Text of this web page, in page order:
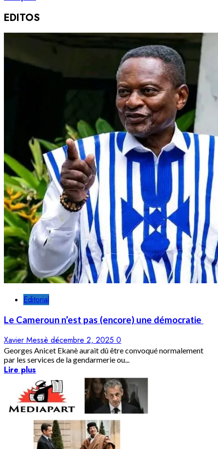
EDITOS
Editorial
Le Cameroun n’est pas (encore) une démocratie
Xavier Messè décembre 2, 2025 0
Georges Anicet Ekanè aurait dû être convoqué normalement
par les services de la gendarmerie ou...
Lire plus